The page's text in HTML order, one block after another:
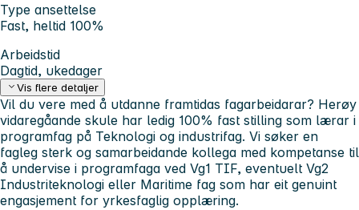
Type ansettelse
Fast, heltid 100%
Arbeidstid
Dagtid, ukedager
Vis flere detaljer
Vil du vere med å utdanne framtidas fagarbeidarar? Herøy
vidaregåande skule har ledig 100% fast stilling som lærar i
programfag på Teknologi og industrifag. Vi søker en
fagleg sterk og samarbeidande kollega med kompetanse til
å undervise i programfaga ved Vg1 TIF, eventuelt Vg2
Industriteknologi eller Maritime fag som har eit genuint
engasjement for yrkesfaglig opplæring.